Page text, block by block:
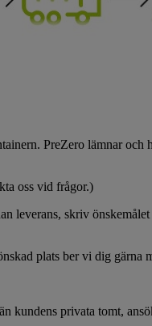
PreZero lämnar
oss vid frågor.)
leverans, skriv önskemålet
plats ber vi dig
kundens privata tomt,